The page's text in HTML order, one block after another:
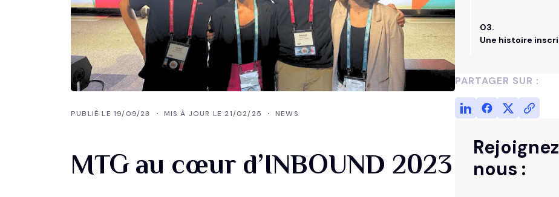
Entretenez vos données CRM
Découvrir notre expertise
Diffusez le bon message
Stratégie Réseaux Sociaux
Maîtrisez votre e-réputation
PUBLIÉ LE 19/09/23 MIS À JOUR LE 21/02/25 NEWS
MTG au cœur d’INBOUND 2023
03.
Une histoire
PARTAGER SUR :
nous :